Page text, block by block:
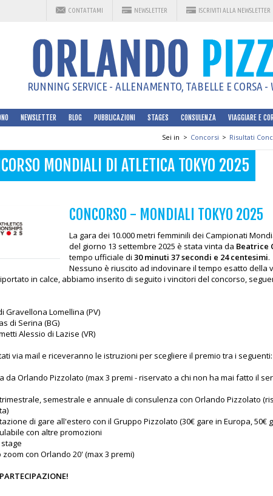
CONTATTAMI NEWSLETTER ISCRIVITI ALLA NEWSLETTER
RUNNING SERVICE - ALLENAMENTO, TABELLE E CORSA
NEWSLETTER BLOG PUBBLICAZIONI STAGES CONSULENZA VIAGGIARE E
Sei in > Concorsi > Risultati
MONDIALI DI ATLETICA TOKYO 2025
CONCORSO - MONDIALI TOKYO 2025
La gara dei 10.000 metri femminili dei Campionati
del giorno 13 settembre 2025 è stata vinta da Beatrice
tempo ufficiale di 30 minuti 37 secondi e 24 centesimi.
Nessuno è riuscito ad indovinare il tempo esatto della
in calce, abbiamo inserito di seguito i vincitori del concorso,
Gravellona Lomellina (PV)
di Serina (BG)
Alessio di Lazise (VR)
via mail e riceveranno le istruzioni per scegliere il premio tra i seguenti:
da Orlando Pizzolato (max 3 premi - riservato a chi non ha mai fatto il
semestrale e annuale di consulenza con Orlando Pizzolato
di gare all'estero con il Gruppo Pizzolato (30€ gare in Europa, 50€
con altre promozioni
con Orlando 20' (max 3 premi)